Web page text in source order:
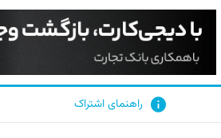
راهنمای اشتراک